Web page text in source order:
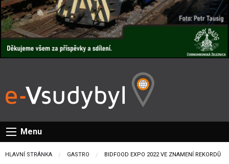
Menu
HLAVNÍ STRÁNKA GASTRO CURRENT:
BIDFOOD EXPO 2022 VE ZNAMENÍ REKORDŮ